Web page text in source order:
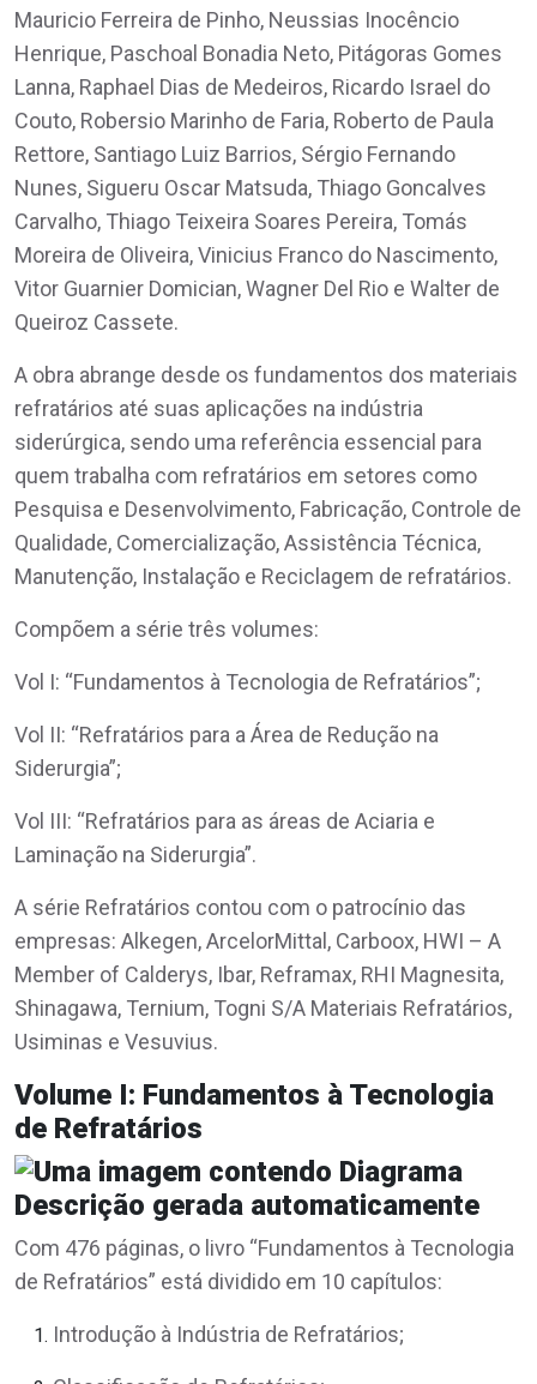
Mauricio Ferreira de Pinho, Neussias Inocêncio
Henrique, Paschoal Bonadia Neto, Pitágoras Gomes
Lanna, Raphael Dias de Medeiros, Ricardo Israel do
Couto, Robersio Marinho de Faria, Roberto de Paula
Rettore, Santiago Luiz Barrios, Sérgio Fernando
Nunes, Sigueru Oscar Matsuda, Thiago Goncalves
Carvalho, Thiago Teixeira Soares Pereira, Tomás
Moreira de Oliveira, Vinicius Franco do Nascimento,
Vitor Guarnier Domician, Wagner Del Rio e Walter de
Queiroz Cassete.
A obra abrange desde os fundamentos dos materiais
refratários até suas aplicações na indústria
siderúrgica, sendo uma referência essencial para
quem trabalha com refratários em setores como
Pesquisa e Desenvolvimento, Fabricação, Controle de
Qualidade, Comercialização, Assistência Técnica,
Manutenção, Instalação e Reciclagem de refratários.
Compõem a série três volumes:
Vol I: “Fundamentos à Tecnologia de Refratários”;
Vol II: “Refratários para a Área de Redução na
Siderurgia”;
Vol III: “Refratários para as áreas de Aciaria e
Laminação na Siderurgia”.
A série Refratários contou com o patrocínio das
empresas: Alkegen, ArcelorMittal, Carboox, HWI – A
Member of Calderys, Ibar, Reframax, RHI Magnesita,
Shinagawa, Ternium, Togni S/A Materiais Refratários,
Usiminas e Vesuvius.
Volume I: Fundamentos à Tecnologia
de Refratários
Com 476 páginas, o livro “Fundamentos à Tecnologia
de Refratários” está dividido em 10 capítulos:
Introdução à Indústria de Refratários;